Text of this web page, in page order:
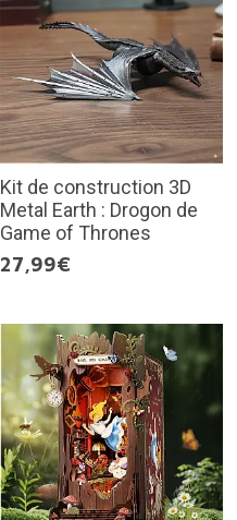
Kit de construction 3D
Metal Earth : Drogon de
Game of Thrones
27,99€